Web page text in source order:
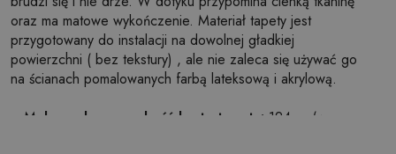
oraz ma matowe wykończenie. Materiał tapety jest
przygotowany do instalacji na dowolnej gładkiej
powierzchni ( bez tekstury) , ale nie zaleca się używać go
na ścianach pomalowanych farbą lateksową i akrylową.
Maksymalna szerokość brytu tapety: 124cm (w